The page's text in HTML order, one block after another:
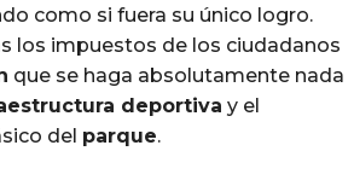
como si fuera su único logro.
los impuestos de los ciudadanos
que se haga absolutamente nada
deportiva y el
del parque.